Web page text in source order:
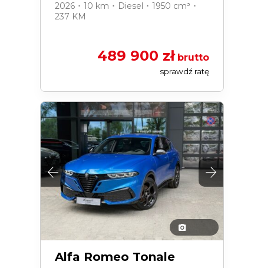
2026 ･ 10 km ･ Diesel ･ 1950 cm³ ･
237 KM
489 900 złbrutto
sprawdź ratę
Alfa Romeo Tonale